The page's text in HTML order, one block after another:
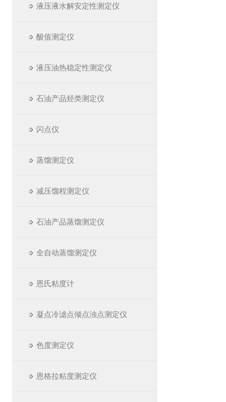
液压液水解安定性测定仪
酸值测定仪
液压油热稳定性测定仪
石油产品烃类测定仪
闪点仪
蒸馏测定仪
减压馏程测定仪
石油产品蒸馏测定仪
全自动蒸馏测定仪
恩氏粘度计
凝点冷滤点倾点浊点测定仪
色度测定仪
恩格拉粘度测定仪